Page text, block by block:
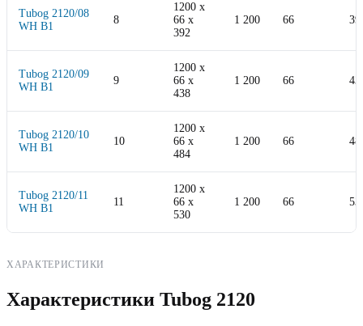
Tubog 2120/08
WH B1
8
1200 x
66 x
392
1 200 66
Tubog 2120/09
WH B1
9
1200 x
66 x
438
1 200 66
Tubog 2120/10
WH B1
10
1200 x
66 x
484
1 200 66
Tubog 2120/11
WH B1
11
1200 x
66 x
530
1 200 66
ХАРАКТЕРИСТИКИ
Характеристики Tubog 2120